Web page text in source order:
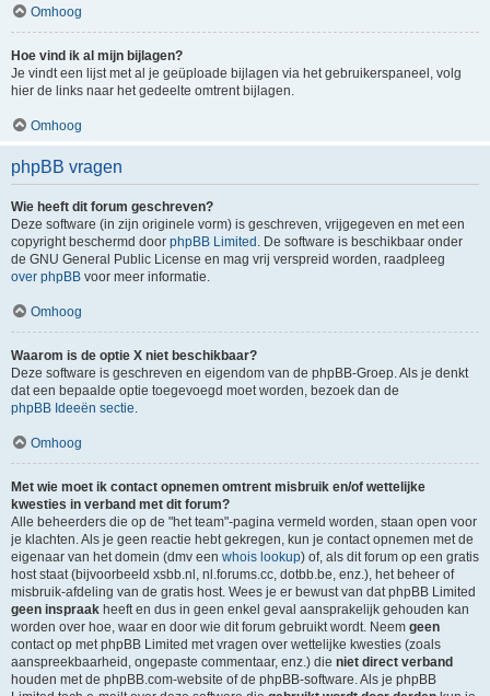
Omhoog
Hoe vind ik al mijn bijlagen?
Je vindt een lijst met al je geüploade bijlagen via het gebruikerspaneel, volg
hier de links naar het gedeelte omtrent bijlagen.
Omhoog
phpBB vragen
Wie heeft dit forum geschreven?
Deze software (in zijn originele vorm) is geschreven, vrijgegeven en met een
copyright beschermd door phpBB Limited . De software is beschikbaar onder
de GNU General Public License en mag vrij verspreid worden, raadpleeg
over phpBB voor meer informatie.
Omhoog
Waarom is de optie X niet beschikbaar?
Deze software is geschreven en eigendom van de phpBB-Groep. Als je denkt
dat een bepaalde optie toegevoegd moet worden, bezoek dan de
phpBB Ideeën sectie.
Omhoog
Met wie moet ik contact opnemen omtrent misbruik en/of wettelijke
kwesties in verband met dit forum?
Alle beheerders die op de "het team"-pagina vermeld worden, staan open voor
je klachten. Als je geen reactie hebt gekregen, kun je contact opnemen met de
eigenaar van het domein (dmv een whois lookup) of, als dit forum op een gratis
host staat (bijvoorbeeld xsbb.nl, nl.forums.cc, dotbb.be, enz.), het beheer of
misbruik-afdeling van de gratis host. Wees je er bewust van dat phpBB Limited
geen inspraak heeft en dus in geen enkel geval aansprakelijk gehouden kan
worden over hoe, waar en door wie dit forum gebruikt wordt. Neem geen
contact op met phpBB Limited met vragen over wettelijke kwesties (zoals
aanspreekbaarheid, ongepaste commentaar, enz.) die niet direct verband
houden met de phpBB.com-website of de phpBB-software. Als je phpBB